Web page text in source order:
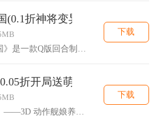
(0.1折神将变异)
《勇闯女儿国》是一款Q版回合制游戏，精美2D Q版人物设计，...
下载
折开局送萌娘)
下载